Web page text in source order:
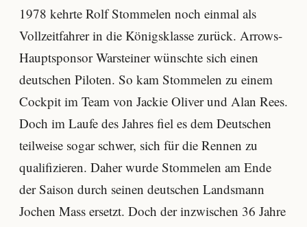
1978 kehrte Rolf Stommelen noch einmal als
Vollzeitfahrer in die Königsklasse zurück. Arrows-
Hauptsponsor Warsteiner wünschte sich einen
deutschen Piloten. So kam Stommelen zu einem
Cockpit im Team von Jackie Oliver und Alan Rees.
Doch im Laufe des Jahres fiel es dem Deutschen
teilweise sogar schwer, sich für die Rennen zu
qualifizieren. Daher wurde Stommelen am Ende
der Saison durch seinen deutschen Landsmann
Jochen Mass ersetzt. Doch der inzwischen 36 Jahre